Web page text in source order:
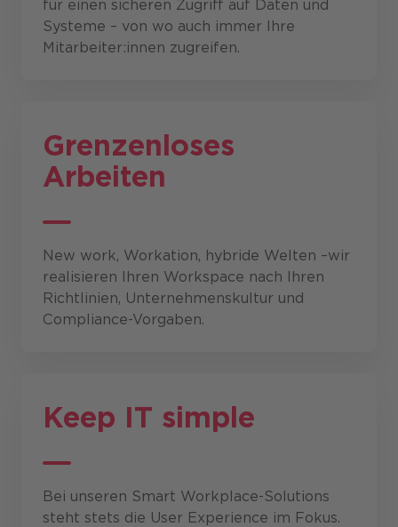
für einen sicheren Zugriff auf Daten und
Systeme – von wo auch immer Ihre
Mitarbeiter:innen zugreifen.
Grenzenloses
Arbeiten
New work, Workation, hybride Welten –wir
realisieren Ihren Workspace nach Ihren
Richtlinien, Unternehmenskultur und
Compliance-Vorgaben.
Keep IT simple
Bei unseren Smart Workplace-Solutions
steht stets die User Experience im Fokus.